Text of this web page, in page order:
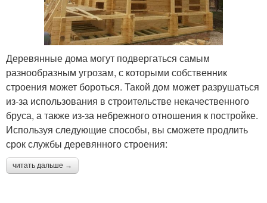
Деревянные дома могут подвергаться самым
разнообразным угрозам, с которыми собственник
строения может бороться. Такой дом может разрушаться
из-за использования в строительстве некачественного
бруса, а также из-за небрежного отношения к постройке.
Используя следующие способы, вы сможете продлить
срок службы деревянного строения:
читать дальше →